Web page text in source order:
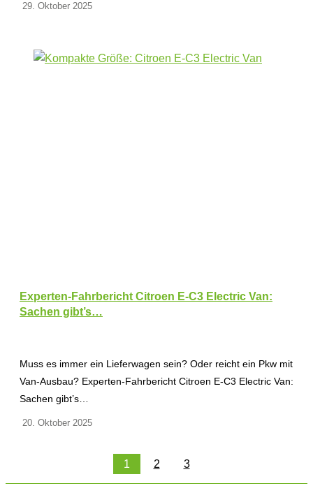
29. Oktober 2025
Experten-Fahrbericht Citroen E-C3 Electric Van:
Sachen gibt’s…
Muss es immer ein Lieferwagen sein? Oder reicht ein Pkw mit
Van-Ausbau? Experten-Fahrbericht Citroen E-C3 Electric Van:
Sachen gibt’s…
20. Oktober 2025
1 2 3